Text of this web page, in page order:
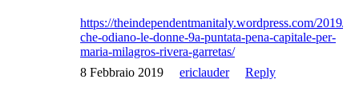
https://theindependentmanitaly.wordpress.com/2019/
che-odiano-le-donne-9a-puntata-pena-capitale-per-
maria-milagros-rivera-garretas/
8 Febbraio 2019
ericlauder Reply